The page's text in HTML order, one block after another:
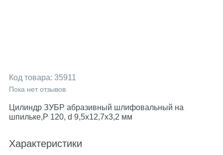
Код товара: 35911
Пока нет отзывов
Цилиндр ЗУБР абразивный шлифовальный на
шпильке,Р 120, d 9,5х12,7х3,2 мм
Характеристики